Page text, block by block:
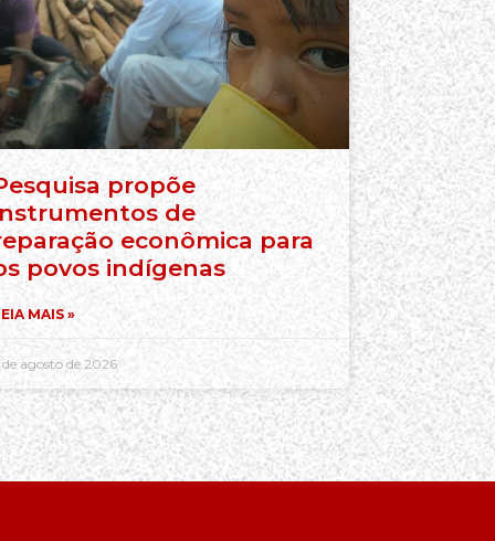
propõe
de
econômica para
povos indígenas
MAIS »
de agosto de 2026